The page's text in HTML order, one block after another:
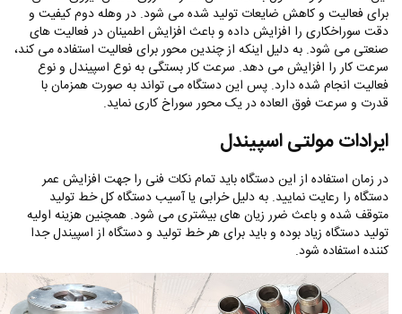
برای فعالیت و کاهش ضایعات تولید شده می شود. در وهله دوم کیفیت و
دقت سوراخکاری را افزایش داده و باعث افزایش اطمینان در فعالیت های
صنعتی می شود. به دلیل اینکه از چندین محور برای فعالیت استفاده می ‌کند،
سرعت کار را افزایش می دهد. سرعت کار بستگی به نوع اسپیندل و نوع
فعالیت انجام شده دارد. پس این دستگاه می تواند به صورت همزمان با
قدرت و سرعت فوق العاده در یک محور سوراخ کاری نماید.
ایرادات مولتی اسپیندل
در زمان استفاده از این دستگاه باید تمام نکات فنی را جهت افزایش عمر
دستگاه را رعایت نمایید. به دلیل خرابی یا آسیب دستگاه کل خط تولید
متوقف شده و باعث ضرر زیان های بیشتری می‌ شود. همچنین هزینه اولیه
تولید دستگاه زیاد بوده و باید برای هر خط تولید و دستگاه از اسپیندل جدا
کننده استفاده شود.